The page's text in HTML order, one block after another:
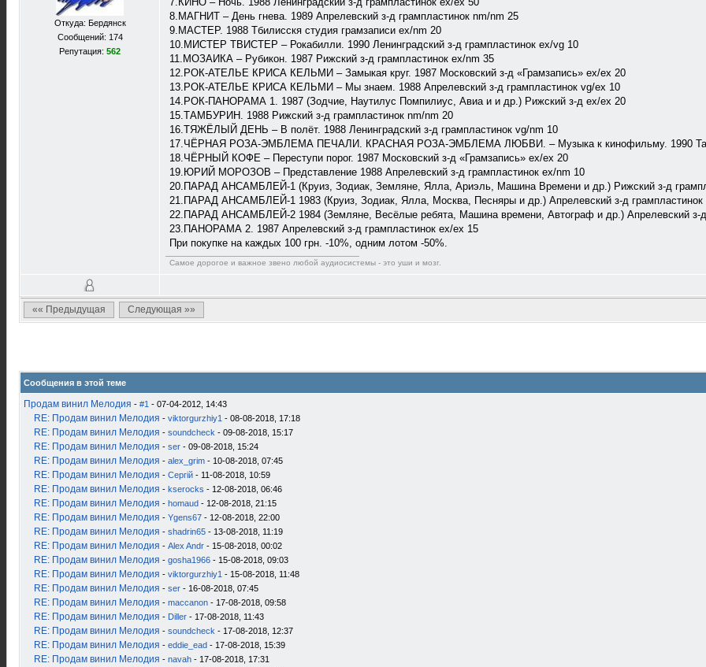
Откуда: Бердянск
Сообщений: 174
Репутация: 562
8.МАГНИТ – День гнева. 1989 Апрелевский з-д грампластинок nm/nm 25
9.МАСТЕР. 1988 Тбилисскя студия грамзаписи ex/nm 20
10.МИСТЕР ТВИСТЕР – Рокабилли. 1990 Ленинградский з-д грампластинок ex/vg 10
11.МОЗАИКА – Рубикон. 1987 Рижский з-д грампластинок ex/nm 35
12.РОК-АТЕЛЬЕ КРИСА КЕЛЬМИ – Замыкая круг. 1987 Московский з-д «Грамзапись» ex/ex 20
13.РОК-АТЕЛЬЕ КРИСА КЕЛЬМИ – Мы знаем. 1988 Апрелевский з-д грампластинок vg/ex 10
14.РОК-ПАНОРАМА 1. 1987 (Зодчие, Наутилус Помпилиус, Авиа и и др.) Рижский з-д ex/ex 20
15.ТАМБУРИН. 1988 Рижский з-д грампластинок nm/nm 20
16.ТЯЖЁЛЫЙ ДЕНЬ – В полёт. 1988 Ленинградский з-д грампластинок vg/nm 10
17.ЧЁРНАЯ РОЗА-ЭМБЛЕМА ПЕЧАЛИ. КРАСНАЯ РОЗА-ЭМБЛЕМА ЛЮБВИ. – Музыка к кинофильму. 1990
18.ЧЁРНЫЙ КОФЕ – Переступи порог. 1987 Московский з-д «Грамзапись» ex/ex 20
19.ЮРИЙ МОРОЗОВ – Представление 1988 Апрелевский з-д грампластинок ex/nm 10
20.ПАРАД АНСАМБЛЕЙ-1 (Круиз, Зодиак, Земляне, Ялла, Ариэль, Машина Времени и др.) Рижский з-д
21.ПАРАД АНСАМБЛЕЙ-1 1983 (Круиз, Зодиак, Ялла, Москва, Песняры и др.) Апрелевский з-д грампластинок
22.ПАРАД АНСАМБЛЕЙ-2 1984 (Земляне, Весёлые ребята, Машина времени, Автограф и др.) Апрелевский з-д
23.ПАНОРАМА 2. 1987 Апрелевский з-д грампластинок ex/ex 15
При покупке на каждых 100 грн. -10%, одним лотом -50%.
Самое дорогое и важное звено любой аудиосистемы - это уши и мозг.
«« Предыдущая
Следующая »»
Сообщения в этой теме
Продам винил Мелодия - #1 - 07-04-2012, 14:43
RE: Продам винил Мелодия - viktorgurzhiy1 - 08-08-2018, 17:18
RE: Продам винил Мелодия - soundcheck - 09-08-2018, 15:17
RE: Продам винил Мелодия - ser - 09-08-2018, 15:24
RE: Продам винил Мелодия - alex_grim - 10-08-2018, 07:45
RE: Продам винил Мелодия - Сергій - 11-08-2018, 10:59
RE: Продам винил Мелодия - kserocks - 12-08-2018, 06:46
RE: Продам винил Мелодия - homaud - 12-08-2018, 21:15
RE: Продам винил Мелодия - Ygens67 - 12-08-2018, 22:00
RE: Продам винил Мелодия - shadrin65 - 13-08-2018, 11:19
RE: Продам винил Мелодия - Alex Andr - 15-08-2018, 00:02
RE: Продам винил Мелодия - gosha1966 - 15-08-2018, 09:03
RE: Продам винил Мелодия - viktorgurzhiy1 - 15-08-2018, 11:48
RE: Продам винил Мелодия - ser - 16-08-2018, 07:45
RE: Продам винил Мелодия - maccanon - 17-08-2018, 09:58
RE: Продам винил Мелодия - Diller - 17-08-2018, 11:43
RE: Продам винил Мелодия - soundcheck - 17-08-2018, 12:37
RE: Продам винил Мелодия - eddie_ead - 17-08-2018, 15:39
RE: Продам винил Мелодия - navah - 17-08-2018, 17:31